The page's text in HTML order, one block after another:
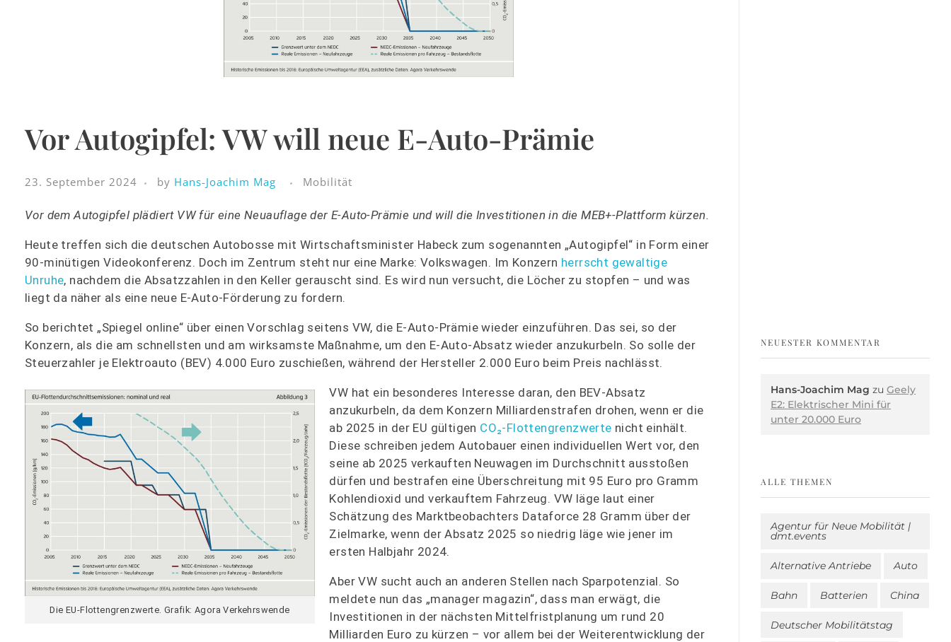
Vor Autogipfel: VW will neue E-Auto-Prämie
23. September 2024 by Hans-Joachim Mag Mobilität
Vor dem Autogipfel plädiert VW für eine Neuauflage der E-Auto-Prämie und will die Investitionen in die MEB+-Plattform kürzen.
Heute treffen sich die deutschen Autobosse mit Wirtschaftsminister Habeck zum sogenannten „Autogipfel“ in Form einer
90-minütigen Videokonferenz. Doch im Zentrum steht nur eine Marke: Volkswagen. Im Konzern herrscht gewaltige
Unruhe, nachdem die Absatzzahlen in den Keller gerauscht sind. Es wird nun versucht, die Löcher zu stopfen – und was
liegt da näher als eine neue E-Auto-Förderung zu fordern.
So berichtet „Spiegel online“ über einen Vorschlag seitens VW, die E-Auto-Prämie wieder einzuführen. Das sei, so der
Konzern, als die am schnellsten und am wirksamste Maßnahme, um den E-Auto-Absatz wieder anzukurbeln. So solle der
Steuerzahler je Elektroauto (BEV) 4.000 Euro zuschießen, während der Hersteller 2.000 Euro beim Preis nachlässt.
Die EU-Flottengrenzwerte. Grafik: Agora Verkehrswende
VW hat ein besonderes Interesse daran, den BEV-Absatz
anzukurbeln, da dem Konzern Milliardenstrafen drohen, wenn er die
ab 2025 in der EU gültigen CO₂-Flottengrenzwerte nicht einhält.
Diese schreiben jedem Autobauer einen individuellen Wert vor, den
seine ab 2025 verkauften Neuwagen im Durchschnitt ausstoßen
dürfen und bestrafen eine Überschreitung mit 95 Euro pro Gramm
Kohlendioxid und verkauftem Fahrzeug. VW läge laut einer
Schätzung des Marktbeobachters Dataforce 28 Gramm über der
Zielmarke, wenn der Absatz 2025 so niedrig läge wie jener im
ersten Halbjahr 2024.
Aber VW sucht auch an anderen Stellen nach Sparpotenzial. So
meldete nun das „manager magazin“, dass man erwägt, die
Investitionen in der nächsten Mittelfristplanung um rund 20
Milliarden Euro zu kürzen – vor allem bei der Weiterentwicklung der
NEUESTER KOMMENTAR
Hans-Joachim Mag zu Geely
E2: Elektrischer Mini für
unter 20.000 Euro
ALLE THEMEN
Agentur für Neue Mobilität |
dmt.events
Alternative Antriebe Auto
Bahn Batterien China
Deutscher Mobilitätstag